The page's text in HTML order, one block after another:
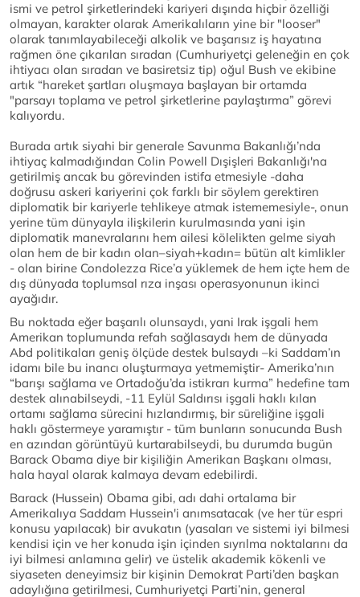
ismi ve petrol şirketlerindeki kariyeri dışında hiçbir özelliği
olmayan, karakter olarak Amerikalıların yine bir "looser"
olarak tanımlayabileceği alkolik ve başarısız iş hayatına
rağmen öne çıkarılan sıradan (Cumhuriyetçi geleneğin en çok
ihtiyacı olan sıradan ve basiretsiz tip) oğul Bush ve ekibine
artık “hareket şartları oluşmaya başlayan bir ortamda
"parsayı toplama ve petrol şirketlerine paylaştırma” görevi
kalıyordu.
Burada artık siyahi bir generale Savunma Bakanlığı’nda
ihtiyaç kalmadığından Colin Powell Dışişleri Bakanlığı'na
getirilmiş ancak bu görevinden istifa etmesiyle -daha
doğrusu askeri kariyerini çok farklı bir söylem gerektiren
diplomatik bir kariyerle tehlikeye atmak istememesiyle-, onun
yerine tüm dünyayla ilişkilerin kurulmasında yani işin
diplomatik manevralarını hem ailesi kölelikten gelme siyah
olan hem de bir kadın olan–siyah+kadın= bütün alt kimlikler
- olan birine Condolezza Rice’a yüklemek de hem içte hem de
dış dünyada toplumsal rıza inşası operasyonunun ikinci
ayağıdır.
Bu noktada eğer başarılı olunsaydı, yani Irak işgali hem
Amerikan toplumunda refah sağlasaydı hem de dünyada
Abd politikaları geniş ölçüde destek bulsaydı –ki Saddam’ın
idamı bile bu inancı oluşturmaya yetmemiştir- Amerika’nın
“barışı sağlama ve Ortadoğu’da istikrarı kurma” hedefine tam
destek alınabilseydi, -11 Eylül Saldırısı işgali haklı kılan
ortamı sağlama sürecini hızlandırmış, bir süreliğine işgali
haklı göstermeye yaramıştır - tüm bunların sonucunda Bush
en azından görüntüyü kurtarabilseydi, bu durumda bugün
Barack Obama diye bir kişiliğin Amerikan Başkanı olması,
hala hayal olarak kalmaya devam edebilirdi.
Barack (Hussein) Obama gibi, adı dahi ortalama bir
Amerikalıya Saddam Hussein'i anımsatacak (ve her tür espri
konusu yapılacak) bir avukatın (yasaları ve sistemi iyi bilmesi
kendisi için ve her konuda işin içinden sıyrılma noktalarını da
iyi bilmesi anlamına gelir) ve üstelik akademik kökenli ve
siyaseten deneyimsiz bir kişinin Demokrat Parti’den başkan
adaylığına getirilmesi, Cumhuriyetçi Parti’nin, general